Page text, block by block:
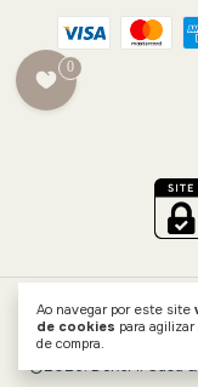
Ao navegar por este site
de cookies para
de compra.
Bandeja Decorativa
Mart
©2026. DoReMi Casa
0